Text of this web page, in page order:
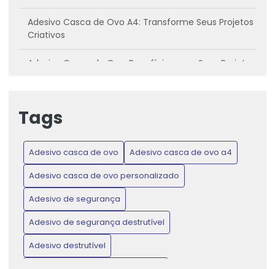
Adesivo Casca de Ovo A4: Transforme Seus Projetos
Criativos
Adesivo Casca de Ovo: Benefícios para Seus Projetos
como utilizar
Adesivo Casca de Ovo: Inovação para Projetos
Criativos e Práticos
Adesivo Casca de Ovo: Proteja Produtos e Ganhe
Confiança do Consumidor
Adesivo Casca de Ovo: Transforme Seus Projetos de
Artesanato e Decoração
Tags
Adesivo casca de ovo
Adesivo casca de ovo a4
Adesivo casca de ovo personalizado
Adesivo de segurança
Adesivo de segurança destrutível
Adesivo destrutível